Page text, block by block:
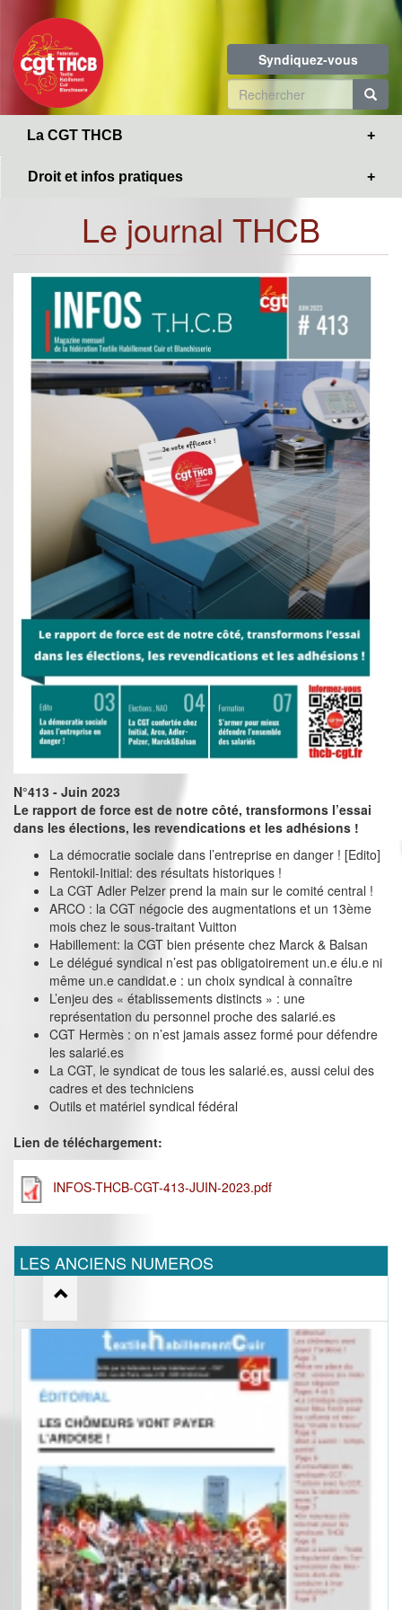
contenu
principal
Syndiquez-vous
Formulaire
de
La CGT THCB
Droit et infos pratiques
Le journal THCB
N°413 - Juin 2023
Le rapport de force est de notre côté, transformons l’essai
dans les élections, les revendications et les adhésions !
La démocratie sociale dans l’entreprise en danger ! [Edito]
Rentokil-Initial: des résultats historiques !
La CGT Adler Pelzer prend la main sur le comité central !
ARCO : la CGT négocie des augmentations et un 13ème
mois chez le sous-traitant Vuitton
Habillement: la CGT bien présente chez Marck & Balsan
Le délégué syndical n’est pas obligatoirement un.e élu.e ni
même un.e candidat.e : un choix syndical à connaître
L’enjeu des « établissements distincts » : une
représentation du personnel proche des salarié.es
CGT Hermès : on n’est jamais assez formé pour défendre
les salarié.es
La CGT, le syndicat de tous les salarié.es, aussi celui des
cadres et des techniciens
Outils et matériel syndical fédéral
Lien de téléchargement:
INFOS-THCB-CGT-413-JUIN-2023.pdf
LES ANCIENS NUMEROS